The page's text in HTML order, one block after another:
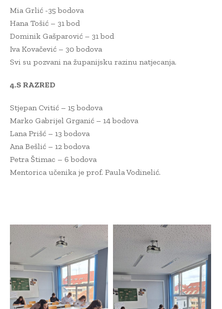
Mia Grlić -35 bodova
Hana Tošić – 31 bod
Dominik Gašparović – 31 bod
Iva Kovačević – 30 bodova
Svi su pozvani na županijsku razinu natjecanja.
4.S RAZRED
Stjepan Cvitić – 15 bodova
Marko Gabrijel Grganić – 14 bodova
Lana Prišć – 13 bodova
Ana Bešlić – 12 bodova
Petra Štimac – 6 bodova
Mentorica učenika je prof. Paula Vodinelić.